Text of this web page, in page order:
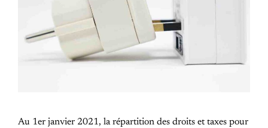
Au 1er janvier 2021, la répartition des droits et taxes pour